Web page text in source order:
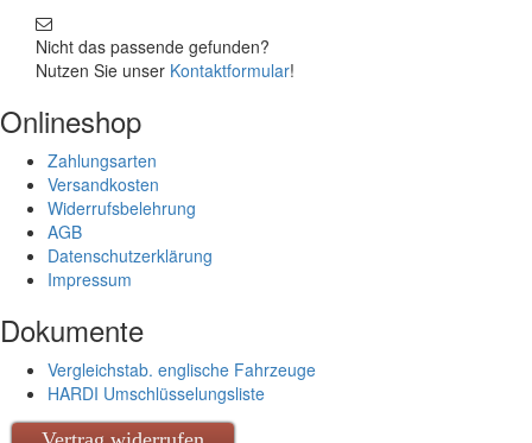
Nicht das passende gefunden?
Nutzen Sie unser Kontaktformular!
Onlineshop
Zahlungsarten
Versandkosten
Widerrufsbelehrung
AGB
Datenschutzerklärung
Impressum
Dokumente
Vergleichstab. englische Fahrzeuge
HARDI Umschlüsselungsliste